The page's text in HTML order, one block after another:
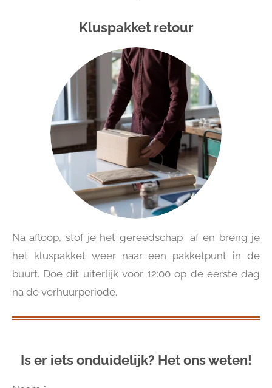
Kluspakket retour
Na afloop, stof je het gereedschap af en breng je
het kluspakket weer naar een pakketpunt in de
buurt. Doe dit uiterlijk voor 12:00 op de eerste dag
na de verhuurperiode.
Is er iets onduidelijk? Het ons weten!